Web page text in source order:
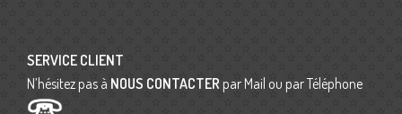
SERVICE CLIENT
N’hésitez pas à NOUS CONTACTER par Mail ou par Téléphone